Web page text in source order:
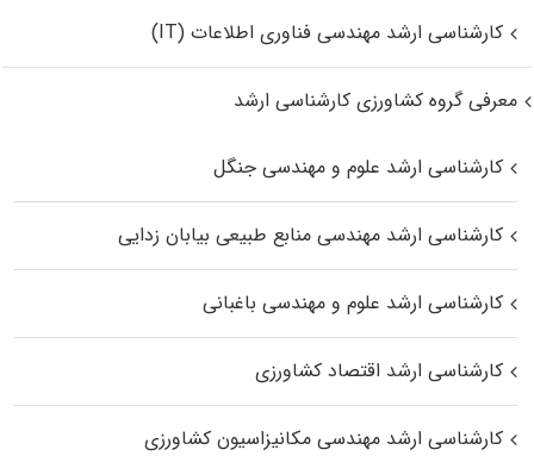
کارشناسی ارشد مهندسی فناوری اطلاعات (IT)
معرفی گروه کشاورزی کارشناسی ارشد
کارشناسی ارشد علوم و مهندسی جنگل
کارشناسی ارشد مهندسی منابع طبیعی بیابان زدایی
کارشناسی ارشد علوم و مهندسی باغبانی
کارشناسی ارشد اقتصاد کشاورزی
کارشناسی ارشد مهندسی مکانیزاسیون کشاورزی